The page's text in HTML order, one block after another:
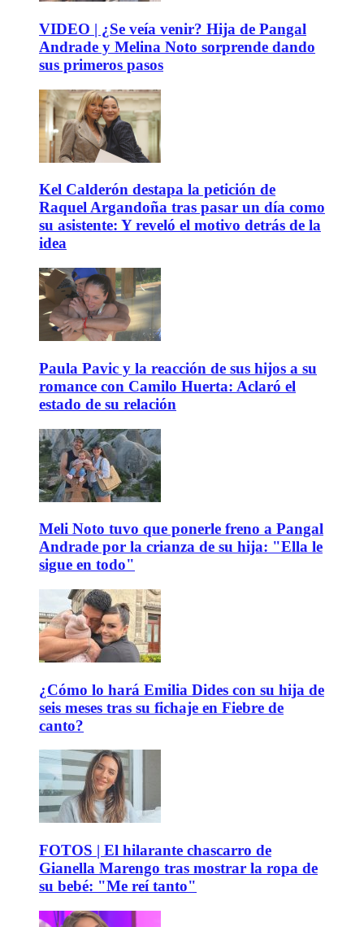
VIDEO | ¿Se veía venir? Hija de Pangal
Andrade y Melina Noto sorprende dando
sus primeros pasos
Kel Calderón destapa la petición de
Raquel Argandoña tras pasar un día como
su asistente: Y reveló el motivo detrás de la
idea
Paula Pavic y la reacción de sus hijos a su
romance con Camilo Huerta: Aclaró el
estado de su relación
Meli Noto tuvo que ponerle freno a Pangal
Andrade por la crianza de su hija: "Ella le
sigue en todo"
¿Cómo lo hará Emilia Dides con su hija de
seis meses tras su fichaje en Fiebre de
canto?
FOTOS | El hilarante chascarro de
Gianella Marengo tras mostrar la ropa de
su bebé: "Me reí tanto"